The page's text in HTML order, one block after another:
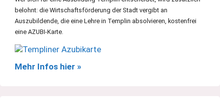
belohnt: die Wirtschaftsförderung der Stadt vergibt an
Auszubildende, die eine Lehre in Templin absolvieren, kostenfrei
eine AZUBI-Karte.
Mehr Infos hier »